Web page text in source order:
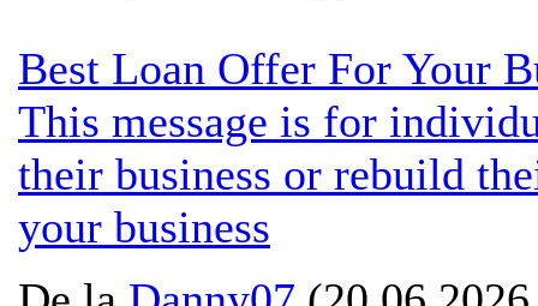
Best Loan Offer For Your
This message is for
their business or rebuild
your business